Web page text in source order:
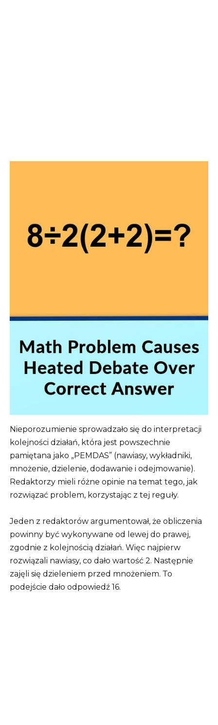
Nieporozumienie sprowadzało się do interpretacji
kolejności działań, która jest powszechnie
pamiętana jako „PEMDAS” (nawiasy, wykładniki,
mnożenie, dzielenie, dodawanie i odejmowanie).
Redaktorzy mieli różne opinie na temat tego, jak
rozwiązać problem, korzystając z tej reguły.
Jeden z redaktorów argumentował, że obliczenia
powinny być wykonywane od lewej do prawej,
zgodnie z kolejnością działań. Więc najpierw
rozwiązali nawiasy, co dało wartość 2. Następnie
zajęli się dzieleniem przed mnożeniem. To
podejście dało odpowiedź 16.